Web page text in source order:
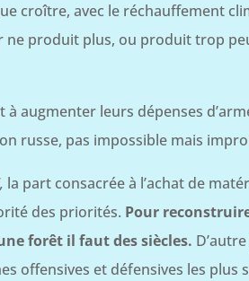
croître, avec le réchauffement
ne produit plus, ou produit trop
à augmenter leurs dépenses
russe, pas impossible mais
la part consacrée à l’achat de
des priorités. Pour
forêt il faut des siècles.
offensives et défensives les plus